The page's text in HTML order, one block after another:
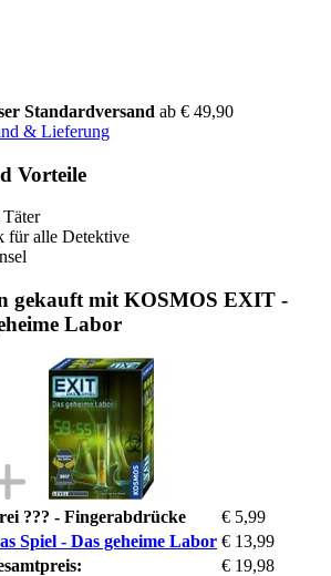
Standardversand ab € 49,90
& Lieferung
Vorteile
für alle Detektive
gekauft mit KOSMOS EXIT -
Labor
??? - Fingerabdrücke
€ 5,99
Spiel - Das geheime Labor € 13,99
€ 19,98